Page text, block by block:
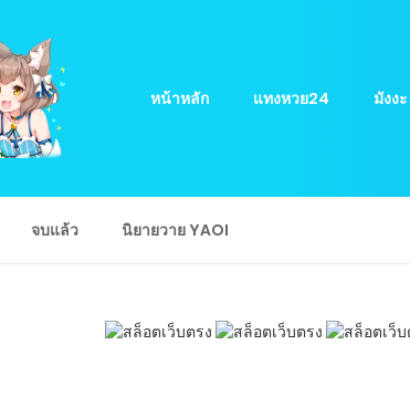
หน้าหลัก แทงหวย24 มังงะ
จบแล้ว นิยายวาย YAOI